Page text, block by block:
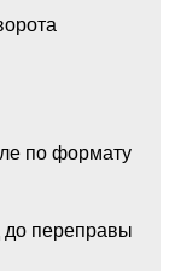
по формату
до переправы